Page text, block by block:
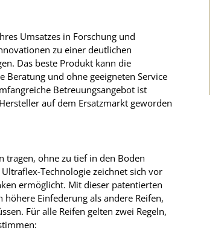
Umsatzes in Forschung und
zu einer deutlichen
Das beste Produkt kann die
und ohne geeigneten Service
Betreuungsangebot ist
auf dem Ersatzmarkt geworden
tragen, ohne zu tief in den Boden
Technologie zeichnet sich vor
ermöglicht. Mit dieser patentierten
Einfederung als andere Reifen,
Für alle Reifen gelten zwei Regeln,